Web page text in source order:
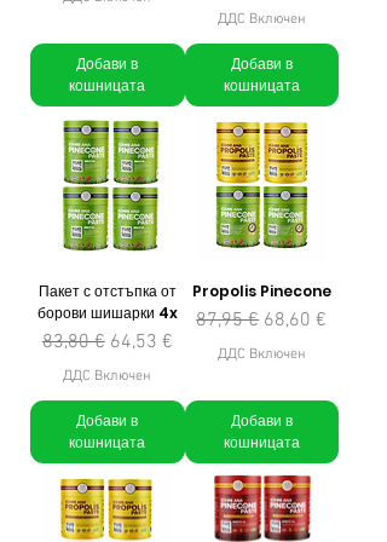
Добави в
кошницата
ДДС Включен
Добави в
кошницата
Пакет с отстъпка от
борови шишарки 4x
Редовна цена
83,80 € Продажна цена
64,53 €
ДДС Включен
Добави в
кошницата
Propolis Pinecone
Редовна цена
87,95 € Продажна цена
68,60 €
ДДС Включен
Добави в
кошницата